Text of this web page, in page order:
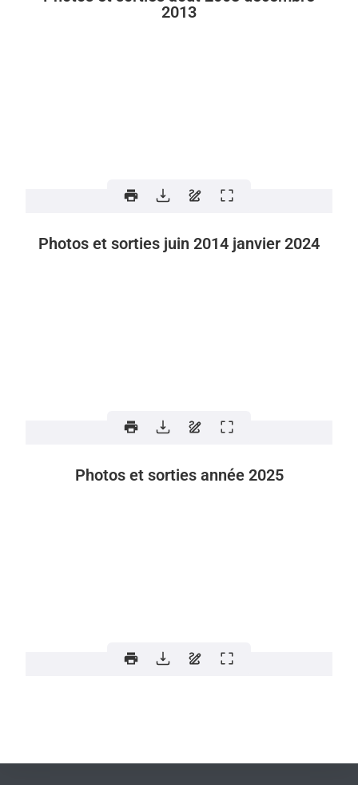
2013
Photos et sorties juin 2014 janvier 2024
Photos et sorties année 2025